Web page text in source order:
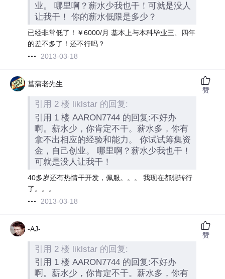
业。 哪里啊？薪水少我也干！可就是没人
让我干！ 你的薪水低限是多少？
已经非常低了！￥6000/月 基本上与本科毕业三、四年
的差不多了！还不行吗？
2013-03-18
菖蒲老先生
引用 2 楼 liklstar 的回复:
引用 1 楼 AARON7744 的回复:不好办
啊。薪水少，你肯定不干。薪水多，你有
拿不出相应的经验和能力。 你试试筹集资
金，自己创业。 哪里啊？薪水少我也干！
可就是没人让我干！
40多岁还有热情干开发，佩服。。。 我现在都想转行
了。。。
2013-03-18
赞
-AJ-
引用 2 楼 liklstar 的回复:
引用 1 楼 AARON7744 的回复:不好办
啊。薪水少，你肯定不干。薪水多，你有
赞